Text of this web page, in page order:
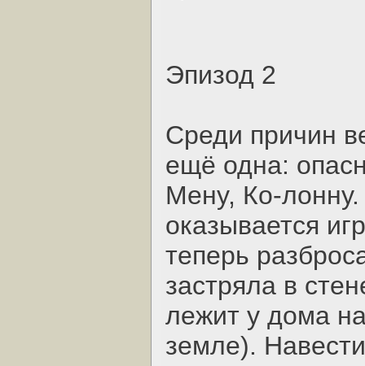
Эпизод 2
Среди причин
ещё одна:
Менy, Ко-
оказывается
теперь
застряла в
лежит у дома
земле).